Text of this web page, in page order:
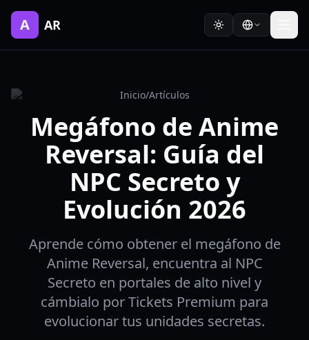
A AR
Inicio/Artículos
Megáfono de Anime
Reversal: Guía del
NPC Secreto y
Evolución 2026
Aprende cómo obtener el megáfono de
Anime Reversal, encuentra al NPC
Secreto en portales de alto nivel y
cámbialo por Tickets Premium para
evolucionar tus unidades secretas.